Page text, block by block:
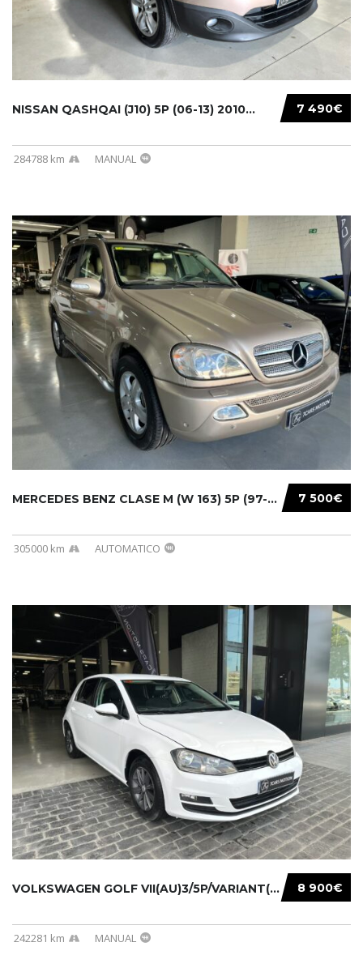
7 490€
NISSAN QASHQAI (J10) 5P (06-13) 2010...
284788 km MANUAL
7 500€
MERCEDES BENZ CLASE M (W 163) 5P (97-05) 200...
305000 km AUTOMATICO
8 900€
VOLKSWAGEN GOLF VII(AU)3/5P/VARIANT(12-16 20...
242281 km MANUAL